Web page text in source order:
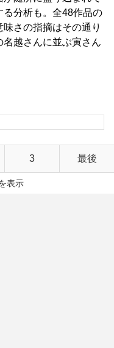
る分析も。全48作品の
さの指摘はその通り
越さんに並ぶ寅さん
3 最後
表示